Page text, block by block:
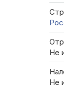
Не
Не